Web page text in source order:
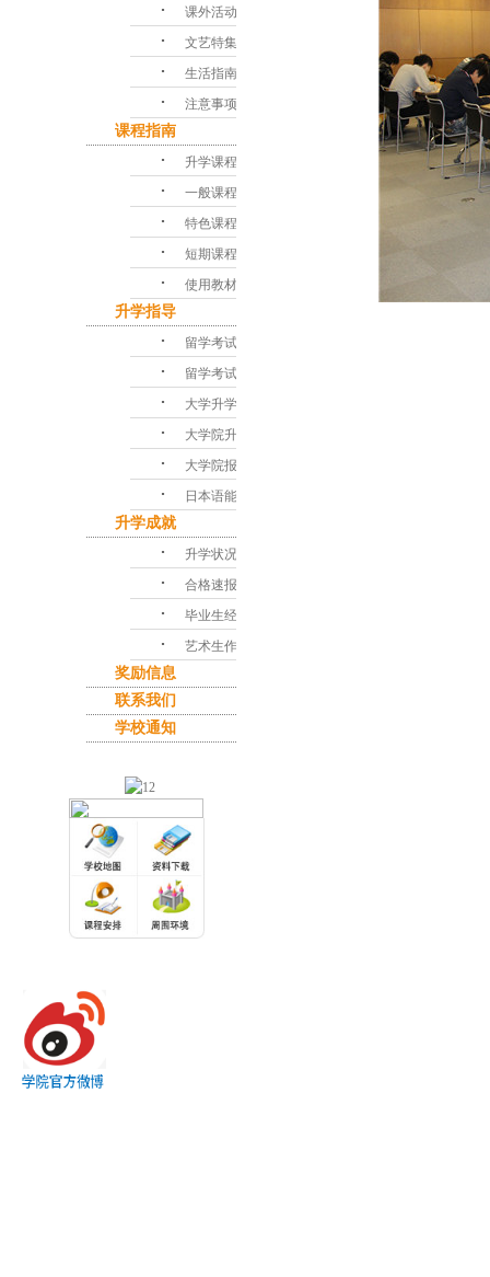
･ 课外活动
･ 文艺特集
･ 生活指南
･ 注意事项
课程指南
･ 升学课程
･ 一般课程
･ 特色课程
･ 短期课程
･ 使用教材
升学指导
･ 留学考试对策
･ 留学考试问答
･ 大学升学指导
･ 大学院升学课程
･ 大学院报考指南
･ 日本语能力考试
升学成就
･ 升学状况
･ 合格速报
･ 毕业生经验谈
･ 艺术生作品集
奖励信息
联系我们
学校通知